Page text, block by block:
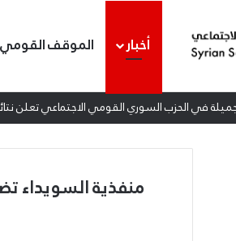
أخبار الموقف القومي
في الحزب السوري القومي الاجتماعي تعلن
منفذية السويداء